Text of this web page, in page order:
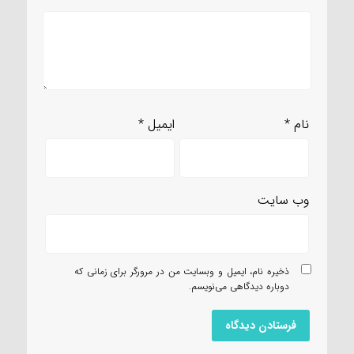
نام* ایمیل*
وب‌ سایت
ذخیره نام، ایمیل و وبسایت من در مرورگر برای زمانی که
دوباره دیدگاهی می‌نویسم.